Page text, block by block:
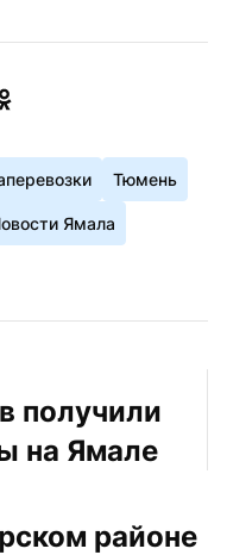
Тюмень
Ямала
получили
на Ямале
районе